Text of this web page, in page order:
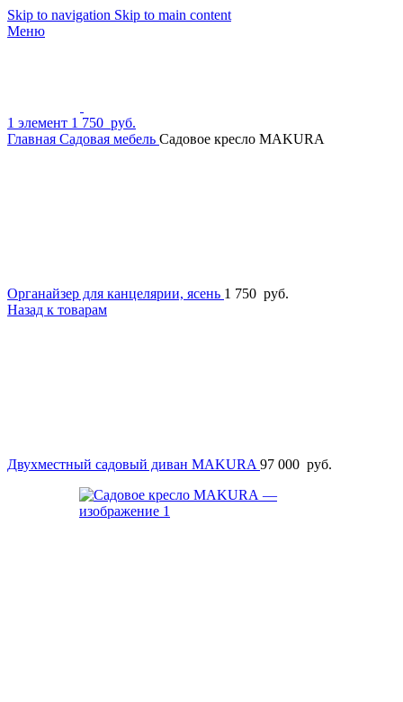
Skip to navigation Skip to main content
Меню
1 элемент 1 750 руб.
Главная Садовая мебель Садовое кресло MAKURA
Органайзер для канцелярии, ясень 1 750 руб.
Назад к товарам
Двухместный садовый диван MAKURA 97 000 руб.